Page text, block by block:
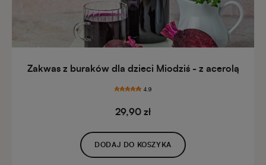
Zakwas z buraków dla dzieci Miodziś - z acerolą
4.9
29,90 zł
DODAJ DO KOSZYKA